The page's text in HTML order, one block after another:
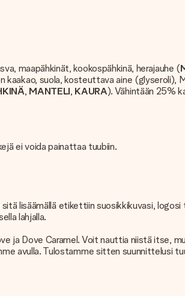
maapähkinät, kookospähkinä, herajauhe (
kaakao, suola, kosteuttava aine (glyseroli),
, MANTELI, KAURA). Vähintään 25%
ei voida painattaa tuubiin.
lisäämällä etikettiin suosikkikuvasi, logosi
lahjalla.
ja Dove Caramel. Voit nauttia niistä itse,
avulla. Tulostamme sitten suunnittelusi